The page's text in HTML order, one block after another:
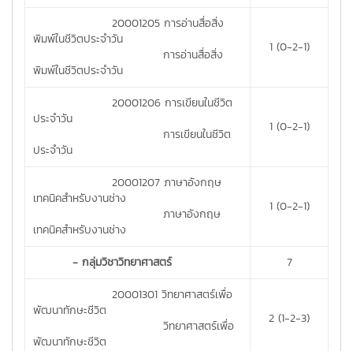
20001205 การอ่านสื่อสิ่ง
พิมพ์ในชีวิตประจำวัน
การอ่านสื่อสิ่ง
พิมพ์ในชีวิตประจำวัน
1 (0-2-1)
20001206 การเขียนในชีวิต
ประจำวัน
การเขียนในชีวิต
ประจำวัน
1 (0-2-1)
20001207 ภาษาอังกฤษ
เทคนิคสำหรับงานช่าง
ภาษาอังกฤษ
เทคนิคสำหรับงานช่าง
1 (0-2-1)
- กลุ่มวิชาวิทยาศาสตร์
7
20001301 วิทยาศาสตร์เพื่อ
พัฒนาทักษะชีวิต
วิทยาศาสตร์เพื่อ
พัฒนาทักษะชีวิต
2 (1-2-3)